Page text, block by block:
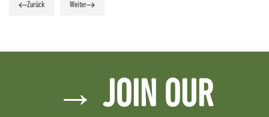
Zurück Weiter
→ JOIN OUR